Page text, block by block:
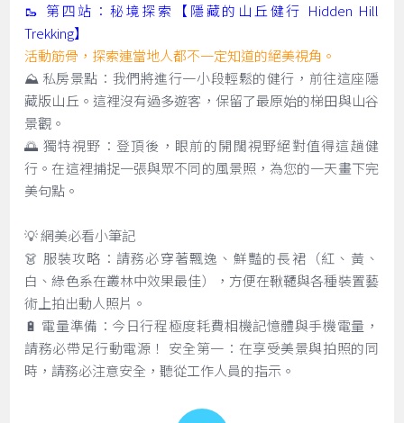
🥾 第四站：秘境探索【隱藏的山丘健行 Hidden Hill
Trekking】
活動筋骨，探索連當地人都不一定知道的絕美視角。
⛰️ 私房景點：我們將進行一小段輕鬆的健行，前往這座隱
藏版山丘。這裡沒有過多遊客，保留了最原始的梯田與山谷
景觀。
🌅 獨特視野：登頂後，眼前的開闊視野絕對值得這趟健
行。在這裡捕捉一張與眾不同的風景照，為您的一天畫下完
美句點。
💡 網美必看小筆記
👗 服裝攻略：請務必穿著飄逸、鮮豔的長裙（紅、黃、
白、綠色系在叢林中效果最佳），方便在鞦韆與各種裝置藝
術上拍出動人照片。
🔋 電量準備：今日行程極度耗費相機記憶體與手機電量，
請務必帶足行動電源！ 安全第一：在享受美景與拍照的同
時，請務必注意安全，聽從工作人員的指示。